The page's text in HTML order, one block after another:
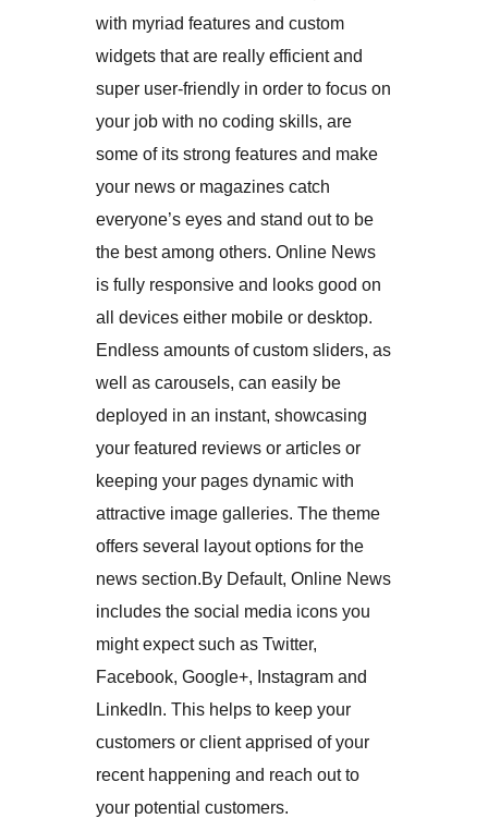
with myriad features and custom
widgets that are really efficient and
super user-friendly in order to focus on
your job with no coding skills, are
some of its strong features and make
your news or magazines catch
everyone’s eyes and stand out to be
the best among others. Online News
is fully responsive and looks good on
all devices either mobile or desktop.
Endless amounts of custom sliders, as
well as carousels, can easily be
deployed in an instant, showcasing
your featured reviews or articles or
keeping your pages dynamic with
attractive image galleries. The theme
offers several layout options for the
news section.By Default, Online News
includes the social media icons you
might expect such as Twitter,
Facebook, Google+, Instagram and
LinkedIn. This helps to keep your
customers or client apprised of your
recent happening and reach out to
your potential customers.